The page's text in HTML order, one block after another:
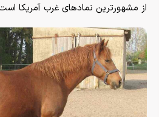
از مشهورترین نماد‌های غرب آمریکا